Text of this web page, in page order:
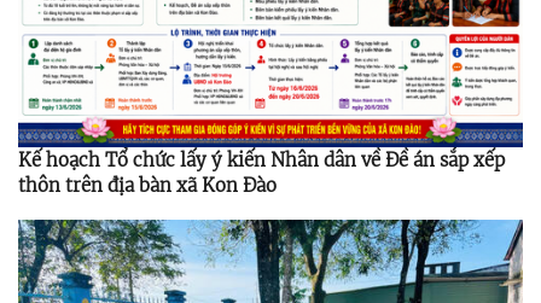
Kế hoạch Tổ chức lấy ý kiến Nhân dân về Đề án sắp xếp
thôn trên địa bàn xã Kon Đào